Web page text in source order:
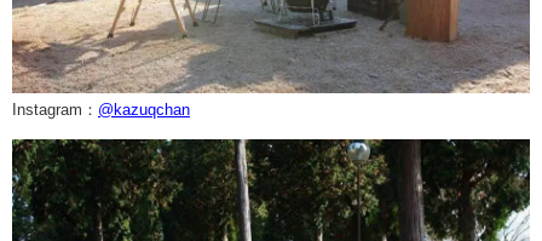
Instagram： @kazuqchan